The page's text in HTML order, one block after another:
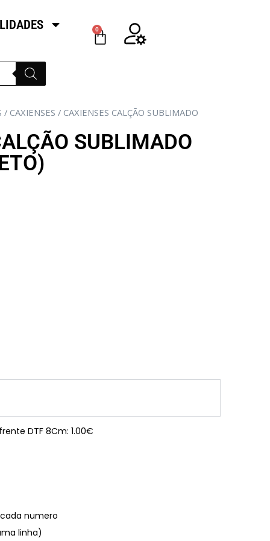
0
/ CAXIENSES / CAXIENSES CALÇÃO SUBLIMADO
SUBLIMADO
DTF 8Cm: 1.00€
cada numero
linha)